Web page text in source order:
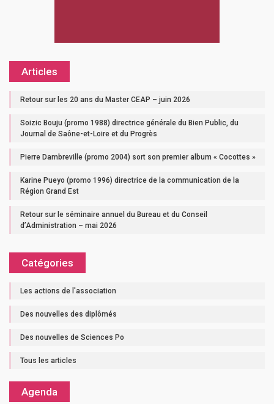
Articles
Retour sur les 20 ans du Master CEAP – juin 2026
Soizic Bouju (promo 1988) directrice générale du Bien Public, du
Journal de Saône-et-Loire et du Progrès
Pierre Dambreville (promo 2004) sort son premier album « Cocottes »
Karine Pueyo (promo 1996) directrice de la communication de la
Région Grand Est
Retour sur le séminaire annuel du Bureau et du Conseil
d’Administration – mai 2026
Catégories
Les actions de l'association
Des nouvelles des diplômés
Des nouvelles de Sciences Po
Tous les articles
Agenda